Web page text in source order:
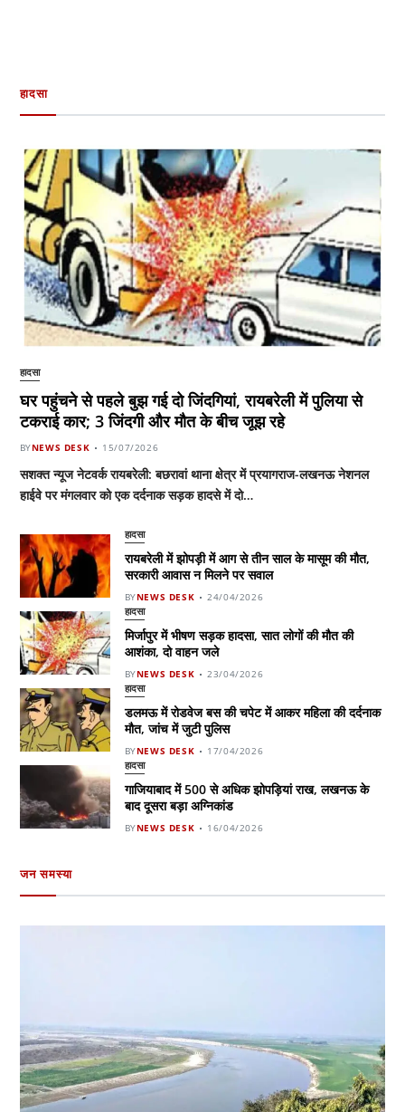
हादसा
हादसा
घर पहुंचने से पहले बुझ गई दो जिंदगियां, रायबरेली में पुलिया से
टकराई कार; 3 जिंदगी और मौत के बीच जूझ रहे
BYNEWS DESK 15/07/2026
सशक्त न्यूज नेटवर्क रायबरेली: बछरावां थाना क्षेत्र में प्रयागराज-लखनऊ नेशनल
हाईवे पर मंगलवार को एक दर्दनाक सड़क हादसे में दो…
हादसा
रायबरेली में झोपड़ी में आग से तीन साल के मासूम की मौत,
सरकारी आवास न मिलने पर सवाल
BYNEWS DESK 24/04/2026
हादसा
मिर्जापुर में भीषण सड़क हादसा, सात लोगों की मौत की
आशंका, दो वाहन जले
BYNEWS DESK 23/04/2026
हादसा
डलमऊ में रोडवेज बस की चपेट में आकर महिला की दर्दनाक
मौत, जांच में जुटी पुलिस
BYNEWS DESK 17/04/2026
हादसा
गाजियाबाद में 500 से अधिक झोपड़ियां राख, लखनऊ के
बाद दूसरा बड़ा अग्निकांड
BYNEWS DESK 16/04/2026
जन समस्या